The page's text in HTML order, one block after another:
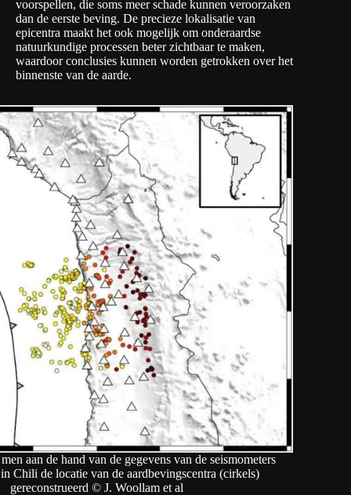
voorspellen, die soms meer schade kunnen veroorzaken
dan de eerste beving. De precieze lokalisatie van
epicentra maakt het ook mogelijk om onderaardse
natuurkundige processen beter zichtbaar te maken,
waardoor conclusies kunnen worden getrokken over het
binnenste van de aarde.
aan de hand van de gegevens van de seismometers
Chili de locatie van de aardbevingscentra (cirkels)
gereconstrueerd © J. Woollam et al